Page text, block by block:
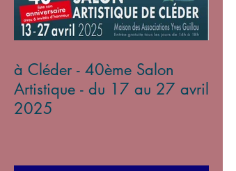
à Cléder - 40ème Salon
Artistique - du 17 au 27 avril
2025